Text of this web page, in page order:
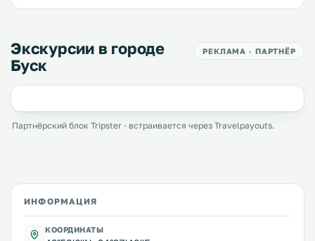
Экскурсии в городе
Буск
РЕКЛАМА · ПАРТНЁР
Партнёрский блок Tripster · встраивается через Travelpayouts.
ИНФОРМАЦИЯ
КООРДИНАТЫ